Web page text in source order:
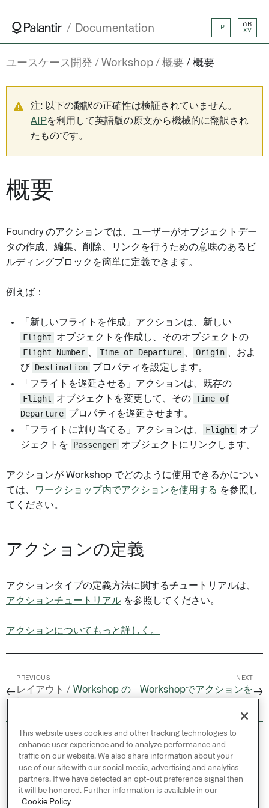
Documentation JP
AB
XY
ユースケース開発 Workshop 概要 概要
注: 以下の翻訳の正確性は検証されていません。
AIPを利用して英語版の原文から機械的に翻訳され
たものです。
概要
Foundry のアクションでは、ユーザーがオブジェクトデー
タの作成、編集、削除、リンクを行うための意味のあるビ
ルディングブロックを簡単に定義できます。
例えば：
「新しいフライトを作成」アクションは、新しい
Flight
オブジェクトを作成し、そのオブジェクトの
Flight Number
Time of Departure Origin
、およ
び Destination プロパティを設定します。
「フライトを遅延させる」アクションは、既存の
Flight
オブジェクトを変更して、その Time of
Departure プロパティを遅延させます。
「フライトに割り当てる」アクションは、
Flight
オブ
ジェクトを
Passenger オブジェクトにリンクします。
アクションが Workshop でどのように使用できるかについ
ては、
ワークショップ内でアクションを使用する を参照し
てください。
アクションの定義
アクションタイプの定義方法に関するチュートリアルは、
アクションチュートリアル を参照してください。
アクションについてもっと詳しく。
←
PREVIOUS
レイアウト / Workshop の
NEXT
Workshopでアクションを→
© 2026 Palantir Technologies Inc. All rights
reserved.
Cookies Statement ↗
Privacy Statement ↗
Terms of Use ↗
This website uses cookies and other tracking technologies to
enhance user experience and to analyze performance and
traffic on our website. We also share information about your
use of our site with our social media, advertising and analytics
partners. If we have detected an opt-out preference signal then
it will be honored. Further information is available in our
Cookie Policy